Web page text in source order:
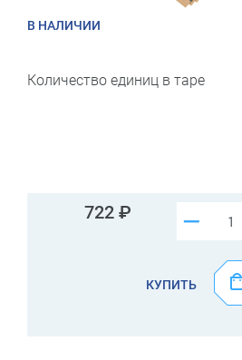
В НАЛИЧИИ
Количество единиц в таре
722 –
КУПИТЬ